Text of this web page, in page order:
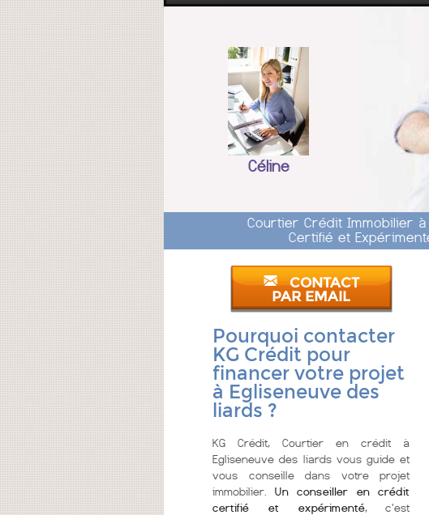
Céline
Courtier Crédit Immobilier
Certifié et
CONTACT
PAR EMAIL
Pourquoi contacter
KG Crédit pour
financer votre projet
à Egliseneuve des
liards ?
KG Crédit, Courtier en crédit à
Egliseneuve des liards vous guide et
vous conseille dans votre projet
immobilier. Un conseiller en crédit
certifié et expérimenté, c'est